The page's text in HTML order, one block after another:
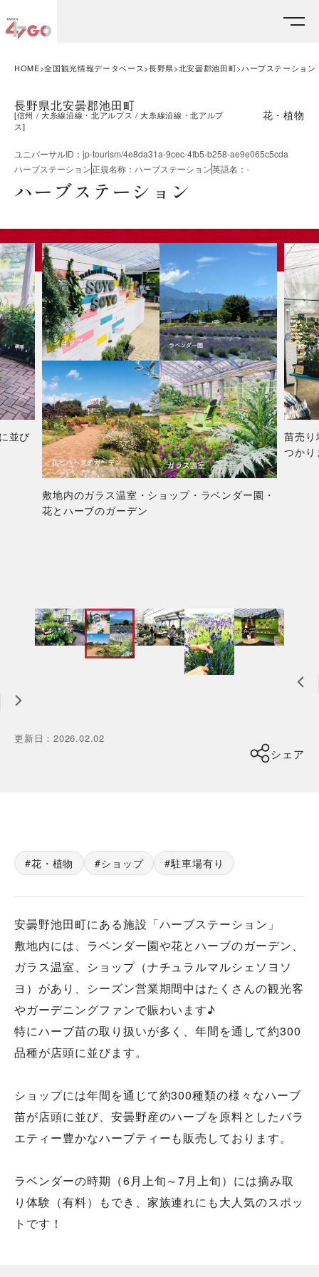
HOME 全国観光情報データベース 長野県 北安曇郡池田町 ハーブステーション
長野県北安曇郡池田町
[信州 大糸線沿線・北アルプス
大糸線沿線・北アルプ
ス]
花・植物
ユニバーサルID ： jp-tourism/4e8da31a-9cec-4fb5-b258-ae9e065c5cda
ハーブステーション正規名称 ： ハーブステーション英語名 ： -
ハーブステーション
並び
敷地内のガラス温室・ショップ・ラベンダー園・
花とハーブのガーデン
苗売り
つかり
更新日 ：2026.02.02
シェア
花・植物 ショップ 駐車場有り
安曇野池田町にある施設「ハーブステーション」
敷地内には、ラベンダー園や花とハーブのガーデン、
ガラス温室、ショップ（ナチュラルマルシェソヨソ
ヨ）があり、シーズン営業期間中はたくさんの観光客
やガーデニングファンで賑わいます♪
特にハーブ苗の取り扱いが多く、年間を通して約300
品種が店頭に並びます。
ショップには年間を通じて約300種類の様々なハーブ
苗が店頭に並び、安曇野産のハーブを原料としたバラ
エティー豊かなハーブティーも販売しております。
ラベンダーの時期（6月上旬～7月上旬）には摘み取
り体験（有料）もでき、家族連れにも大人気のスポッ
トです！